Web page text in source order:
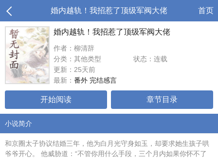
婚内越轨！我招惹了顶级军阀大佬 首页
婚内越轨！我招惹了顶级军阀大佬
作者：柳清辞
分类：其他类型
状态：连载
更新：25天前
最新： 番外 完结感言
开始阅读 章节目录
小说简介
和京圈太子协议结婚三年，他为白月光守身如玉，却要求她生孩子哄
爷爷开心。 他威胁道：“不管你用什么手段，三个月内如果你怀不了